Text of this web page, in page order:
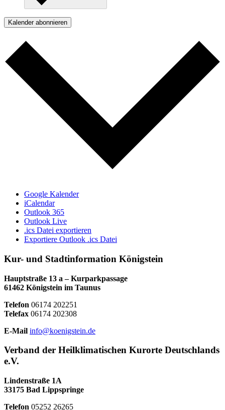
Kalender abonnieren
Google Kalender
iCalendar
Outlook 365
Outlook Live
.ics Datei exportieren
Exportiere Outlook .ics Datei
Kur- und Stadtinformation Königstein
Hauptstraße 13 a – Kurparkpassage
61462 Königstein im Taunus
Telefon 06174 202251
Telefax 06174 202308
E-Mail info@koenigstein.de
Verband der Heilklimatischen Kurorte Deutschlands
e.V.
Lindenstraße 1A
33175 Bad Lippspringe
Telefon 05252 26265